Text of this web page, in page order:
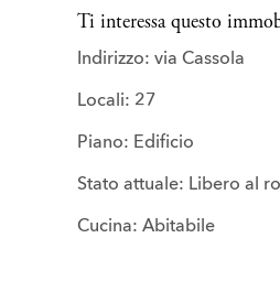
Ti interessa questo
Indirizzo: via Cassola
Locali: 27
Piano: Edificio
Stato attuale: Libero al
Cucina: Abitabile